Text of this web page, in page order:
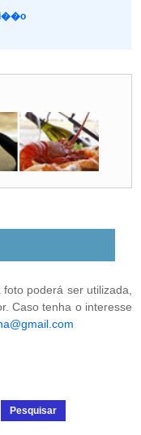
poderá ser utilizada,
Caso tenha o interesse